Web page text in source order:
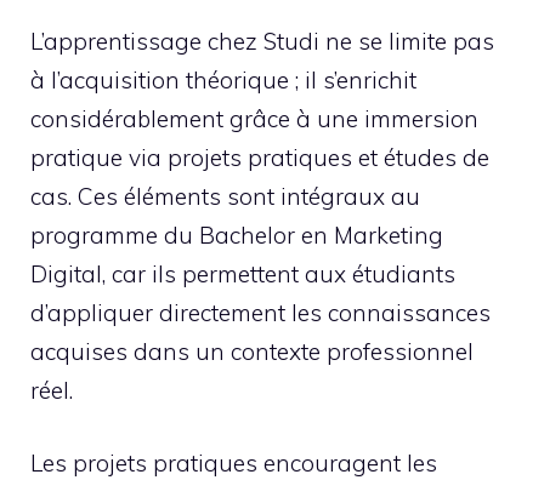
L’apprentissage chez Studi ne se limite pas
à l’acquisition théorique ; il s’enrichit
considérablement grâce à une immersion
pratique via projets pratiques et études de
cas. Ces éléments sont intégraux au
programme du Bachelor en Marketing
Digital, car ils permettent aux étudiants
d’appliquer directement les connaissances
acquises dans un contexte professionnel
réel.
Les projets pratiques encouragent les